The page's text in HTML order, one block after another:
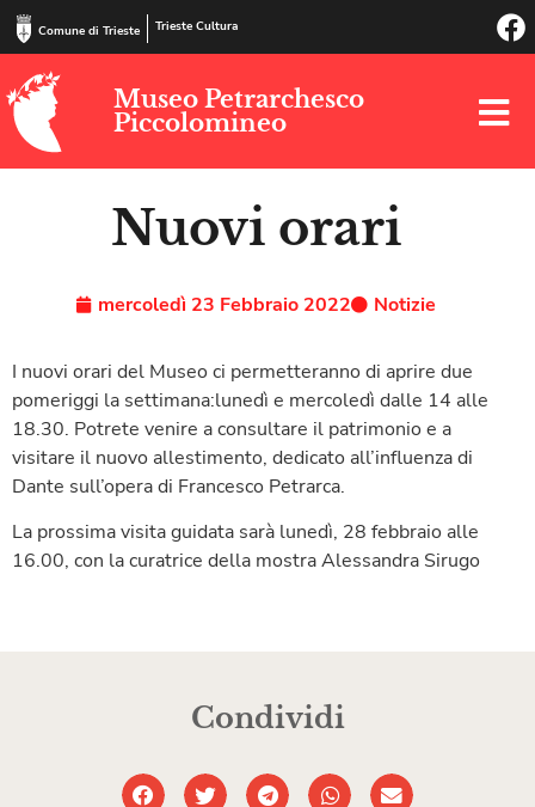
Comune di Trieste Trieste Cultura
Museo Petrarchesco
Piccolomineo
Nuovi orari
mercoledì 23 Febbraio 2022 Notizie
I nuovi orari del Museo ci permetteranno di aprire due
pomeriggi la settimana:lunedì e mercoledì dalle 14 alle
18.30. Potrete venire a consultare il patrimonio e a
visitare il nuovo allestimento, dedicato all’influenza di
Dante sull’opera di Francesco Petrarca.
La prossima visita guidata sarà lunedì, 28 febbraio alle
16.00, con la curatrice della mostra Alessandra Sirugo
Condividi